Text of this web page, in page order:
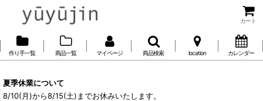
カート
作り手一覧 商品一覧 マイページ 商品検索 location カレンダー
夏季休業について
8/10(月)から8/15(土)までお休みいたします。